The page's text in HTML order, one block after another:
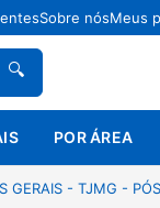
Sobre nósMeus
🔍
POR ÁREA
- TJMG -